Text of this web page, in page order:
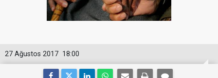
18:00
27 Ağustos 2017